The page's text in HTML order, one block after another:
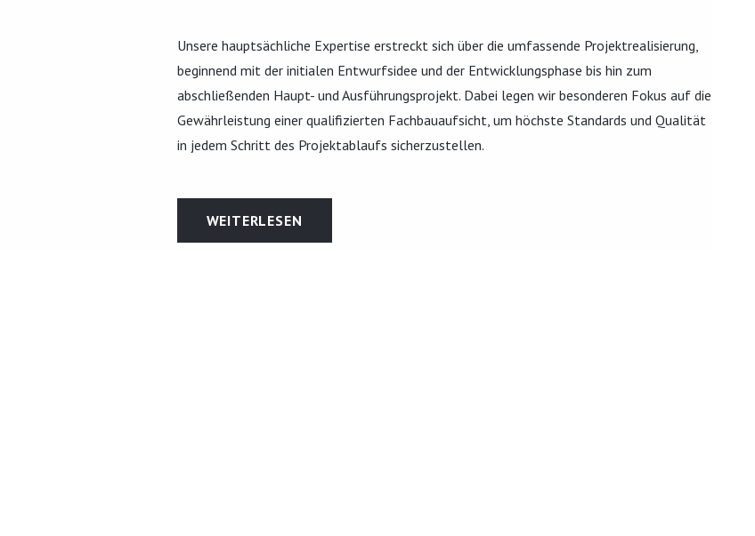
Unsere hauptsächliche Expertise erstreckt sich über die umfassende Projektrealisierung,
beginnend mit der initialen Entwurfsidee und der Entwicklungsphase bis hin zum
abschließenden Haupt- und Ausführungsprojekt. Dabei legen wir besonderen Fokus auf die
Gewährleistung einer qualifizierten Fachbauaufsicht, um höchste Standards und Qualität
in jedem Schritt des Projektablaufs sicherzustellen.
WEITERLESEN